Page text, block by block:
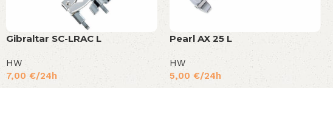
Gibraltar SC-LRAC L
HW
7,00€/24h
Pearl AX 25 L
HW
5,00 €/24h